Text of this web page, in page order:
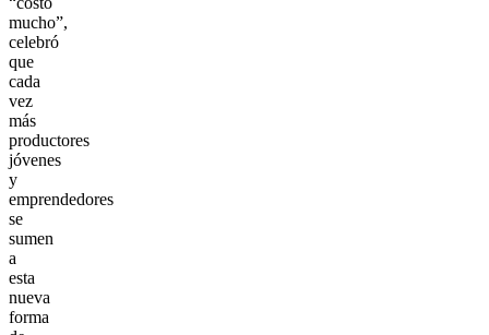
mucho”,
celebró
que
cada
vez
más
productores
jóvenes
y
emprendedores
se
sumen
a
esta
nueva
forma